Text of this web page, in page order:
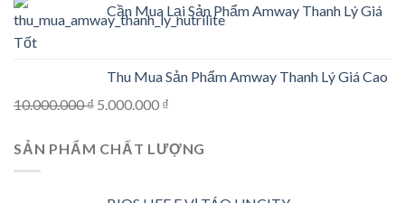
Cần Mua Lại Sản Phẩm Amway Thanh Lý Giá
Tốt
Thu Mua Sản Phẩm Amway Thanh Lý Giá Cao
10.000.000₫ Original
was:
5.000.000 ₫
is:
SẢN PHẨM CHẤT LƯỢNG